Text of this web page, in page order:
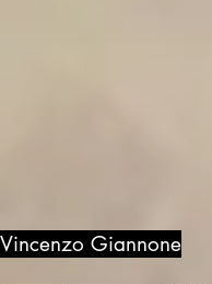
Vincenzo Giannone